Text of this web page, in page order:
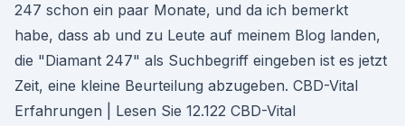
247 schon ein paar Monate, und da ich bemerkt
habe, dass ab und zu Leute auf meinem Blog landen,
die "Diamant 247" als Suchbegriff eingeben ist es jetzt
Zeit, eine kleine Beurteilung abzugeben. CBD-Vital
Erfahrungen | Lesen Sie 12.122 CBD-Vital